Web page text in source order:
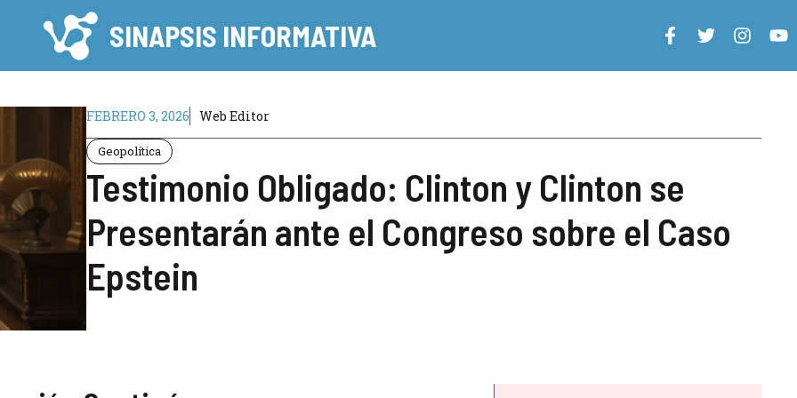
SINAPSIS INFORMATIVA
FEBRERO 3, 2026 Web Editor
Geopolítica
Testimonio Obligado: Clinton y Clinton se
Presentarán ante el Congreso sobre el Caso
Epstein